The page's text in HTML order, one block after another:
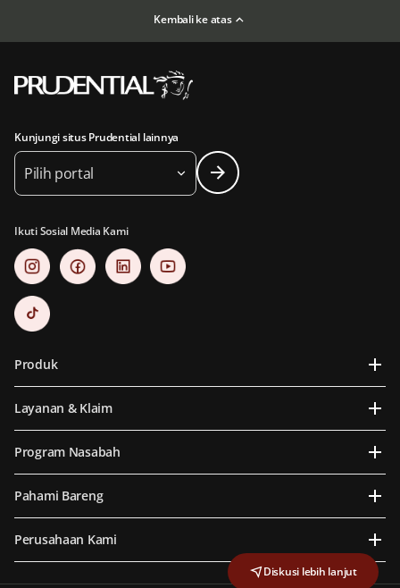
Diskusi lebih lanjut
Kembali ke atas
Kunjungi situs Prudential lainnya
Pilih portal
Ikuti Sosial Media Kami
Produk
Layanan & Klaim
Program Nasabah
Pahami Bareng
Perusahaan Kami